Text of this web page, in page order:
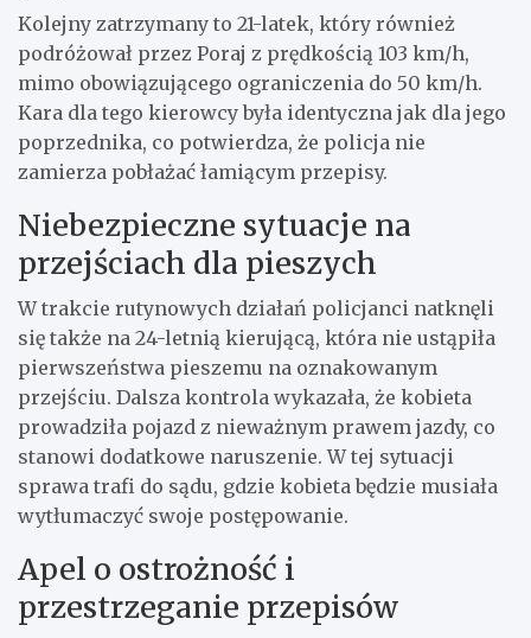
Kolejny zatrzymany to 21-latek, który również
podróżował przez Poraj z prędkością 103 km/h,
mimo obowiązującego ograniczenia do 50 km/h.
Kara dla tego kierowcy była identyczna jak dla jego
poprzednika, co potwierdza, że policja nie
zamierza pobłażać łamiącym przepisy.
Niebezpieczne sytuacje na
przejściach dla pieszych
W trakcie rutynowych działań policjanci natknęli
się także na 24-letnią kierującą, która nie ustąpiła
pierwszeństwa pieszemu na oznakowanym
przejściu. Dalsza kontrola wykazała, że kobieta
prowadziła pojazd z nieważnym prawem jazdy, co
stanowi dodatkowe naruszenie. W tej sytuacji
sprawa trafi do sądu, gdzie kobieta będzie musiała
wytłumaczyć swoje postępowanie.
Apel o ostrożność i
przestrzeganie przepisów